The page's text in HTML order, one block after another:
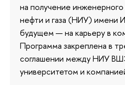
на получение
нефти и газа (НИУ) имени
будущем — на карьеру в
Программа закреплена в
соглашении между НИУ
университетом и